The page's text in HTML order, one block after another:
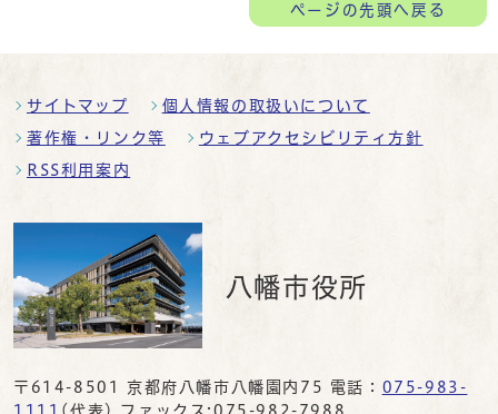
ページの先頭へ戻る
サイトマップ 個人情報の取扱いについて
著作権・リンク等 ウェブアクセシビリティ方針
RSS利用案内
八幡市役所
〒614-8501 京都府八幡市八幡園内75 電話： 075-983-
1111 (代表) ファックス:075-982-7988